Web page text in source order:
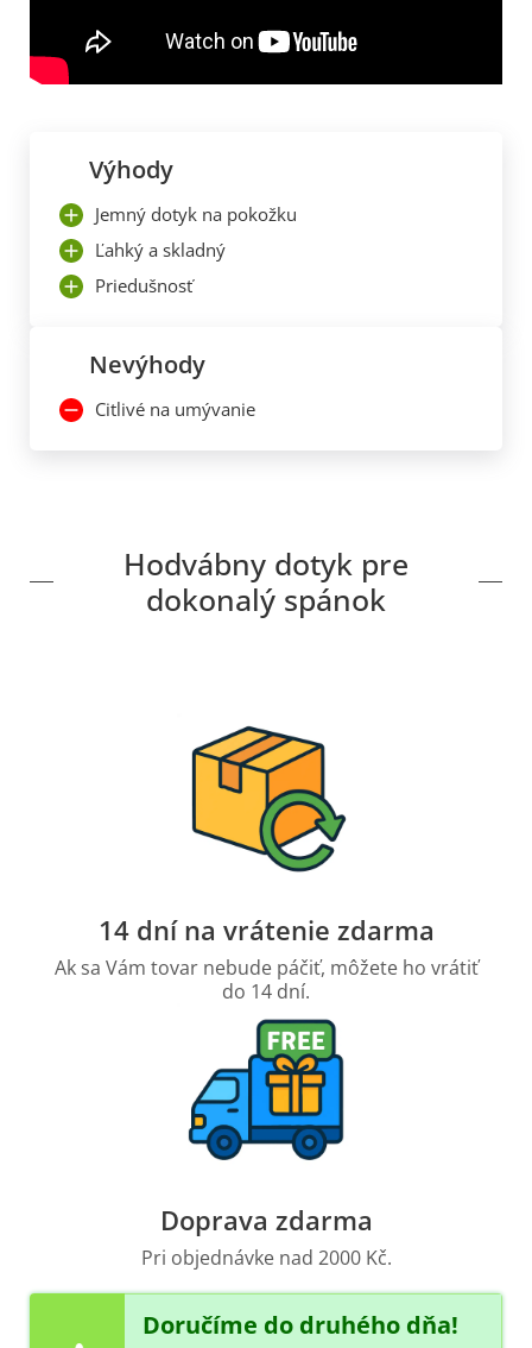
Výhody
Jemný dotyk na pokožku
Ľahký a skladný
Priedušnosť
Nevýhody
Citlivé na umývanie
Hodvábny dotyk pre
dokonalý spánok
14 dní na vrátenie zdarma
Ak sa Vám tovar nebude páčiť, môžete ho vrátiť
do 14 dní.
Doprava zdarma
Pri objednávke nad 2000 Kč.
Doručíme do druhého dňa!